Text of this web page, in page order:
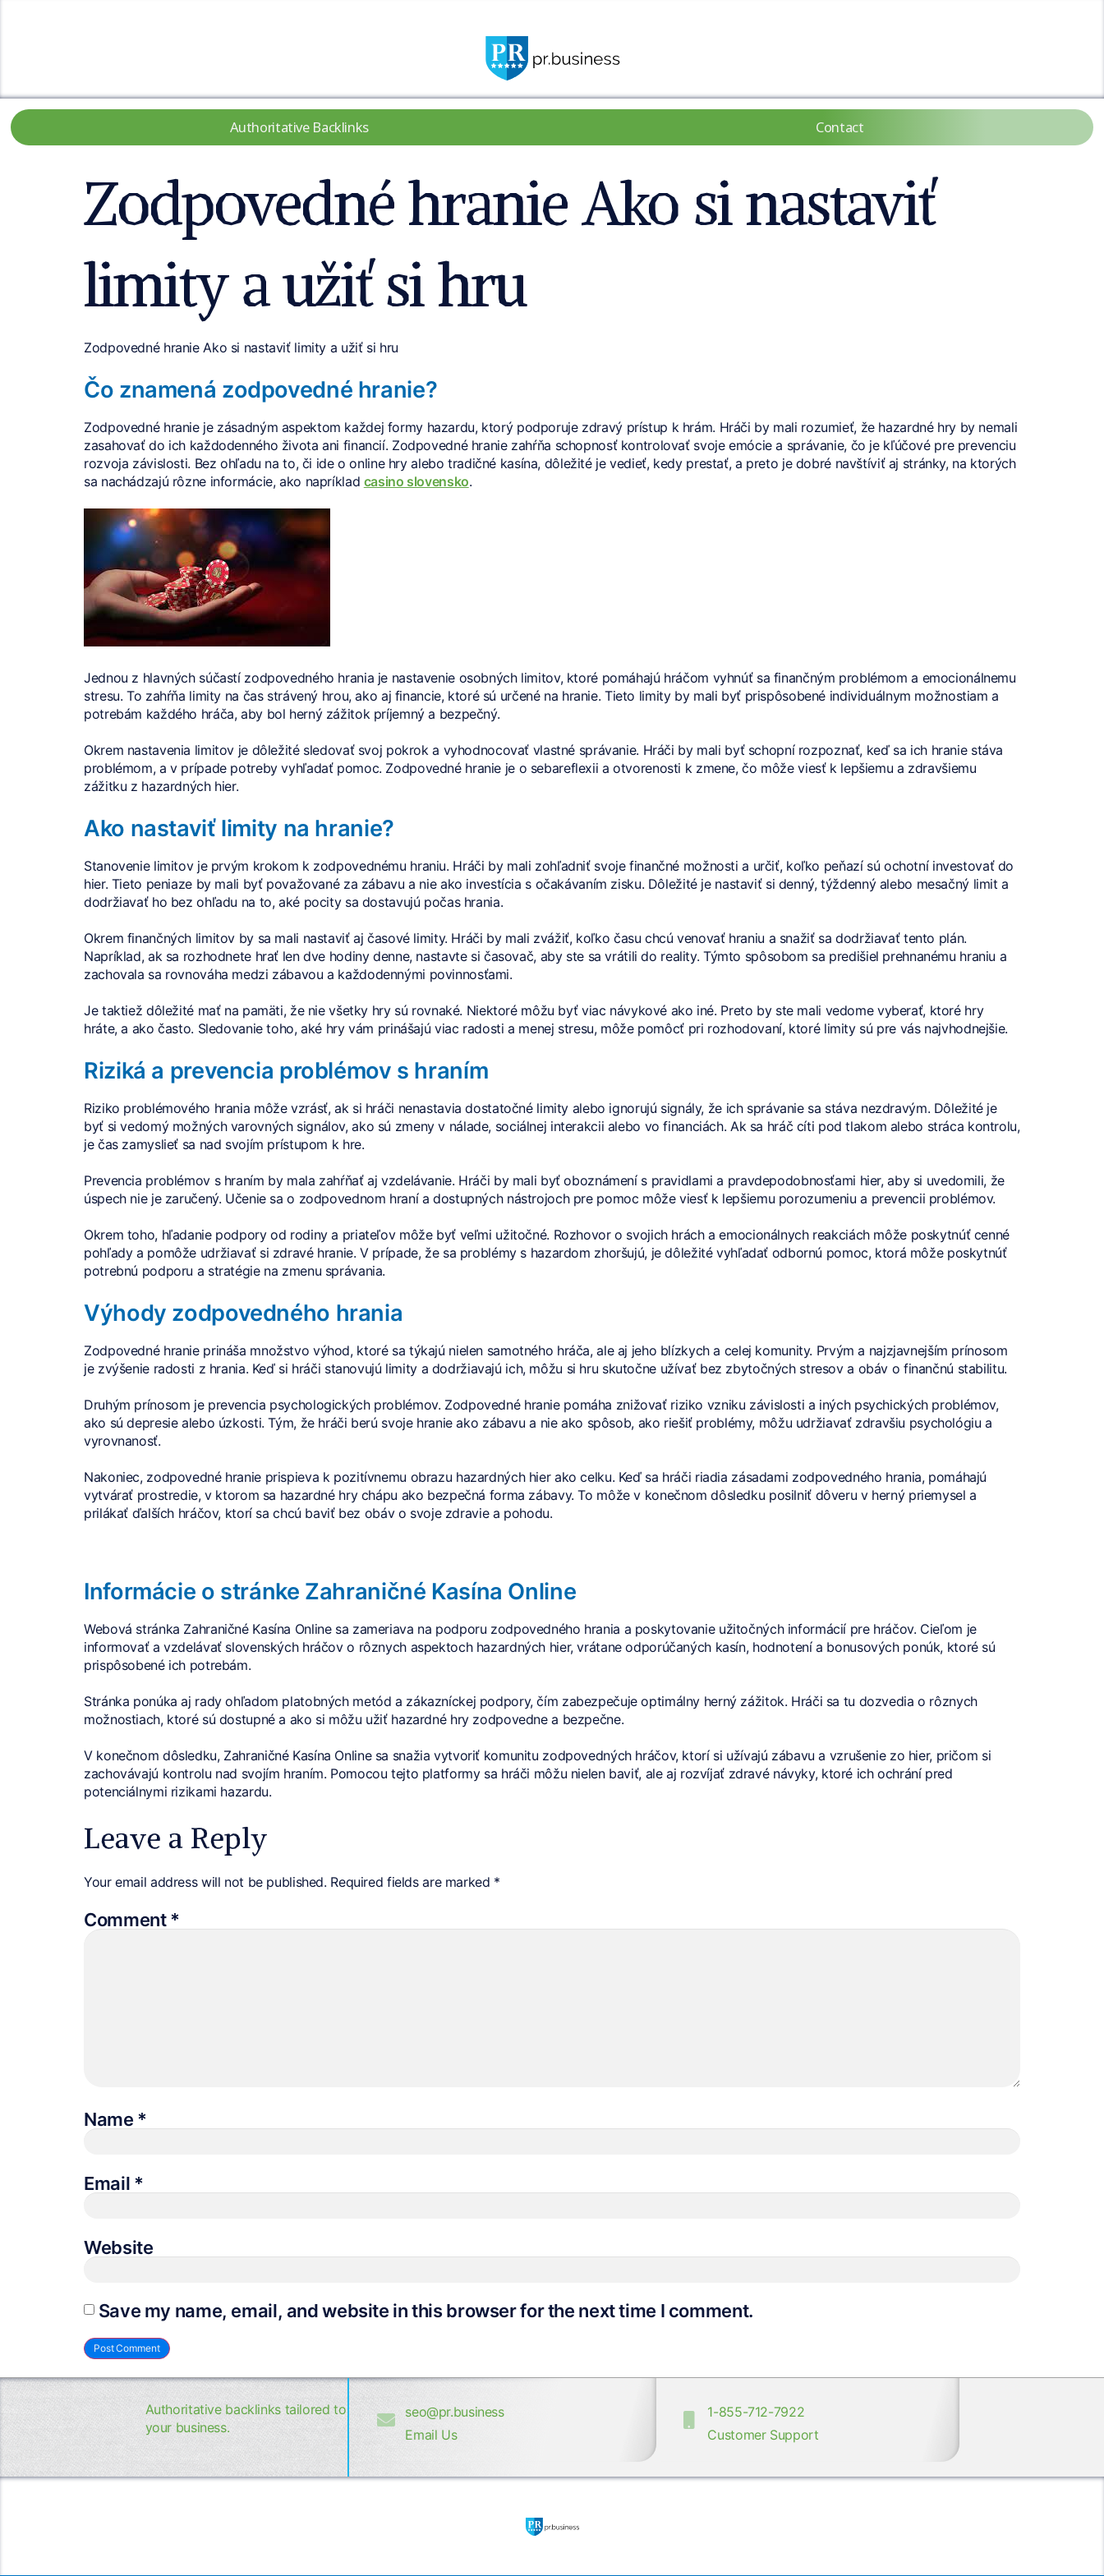
Authoritative Backlinks Contact
Zodpovedné hranie Ako si nastaviť
limity a užiť si hru
Zodpovedné hranie Ako si nastaviť limity a užiť si hru
Čo znamená zodpovedné hranie?
Zodpovedné hranie je zásadným aspektom každej formy hazardu, ktorý podporuje zdravý prístup k hrám. Hráči by mali rozumieť, že hazardné hry by nemali
zasahovať do ich každodenného života ani financií. Zodpovedné hranie zahŕňa schopnosť kontrolovať svoje emócie a správanie, čo je kľúčové pre prevenciu
rozvoja závislosti. Bez ohľadu na to, či ide o online hry alebo tradičné kasína, dôležité je vedieť, kedy prestať, a preto je dobré navštíviť aj stránky, na ktorých
sa nachádzajú rôzne informácie, ako napríklad casino slovensko.
Jednou z hlavných súčastí zodpovedného hrania je nastavenie osobných limitov, ktoré pomáhajú hráčom vyhnúť sa finančným problémom a emocionálnemu
stresu. To zahŕňa limity na čas strávený hrou, ako aj financie, ktoré sú určené na hranie. Tieto limity by mali byť prispôsobené individuálnym možnostiam a
potrebám každého hráča, aby bol herný zážitok príjemný a bezpečný.
Okrem nastavenia limitov je dôležité sledovať svoj pokrok a vyhodnocovať vlastné správanie. Hráči by mali byť schopní rozpoznať, keď sa ich hranie stáva
problémom, a v prípade potreby vyhľadať pomoc. Zodpovedné hranie je o sebareflexii a otvorenosti k zmene, čo môže viesť k lepšiemu a zdravšiemu
zážitku z hazardných hier.
Ako nastaviť limity na hranie?
Stanovenie limitov je prvým krokom k zodpovednému hraniu. Hráči by mali zohľadniť svoje finančné možnosti a určiť, koľko peňazí sú ochotní investovať do
hier. Tieto peniaze by mali byť považované za zábavu a nie ako investícia s očakávaním zisku. Dôležité je nastaviť si denný, týždenný alebo mesačný limit a
dodržiavať ho bez ohľadu na to, aké pocity sa dostavujú počas hrania.
Okrem finančných limitov by sa mali nastaviť aj časové limity. Hráči by mali zvážiť, koľko času chcú venovať hraniu a snažiť sa dodržiavať tento plán.
Napríklad, ak sa rozhodnete hrať len dve hodiny denne, nastavte si časovač, aby ste sa vrátili do reality. Týmto spôsobom sa predišiel prehnanému hraniu a
zachovala sa rovnováha medzi zábavou a každodennými povinnosťami.
Je taktiež dôležité mať na pamäti, že nie všetky hry sú rovnaké. Niektoré môžu byť viac návykové ako iné. Preto by ste mali vedome vyberať, ktoré hry
hráte, a ako často. Sledovanie toho, aké hry vám prinášajú viac radosti a menej stresu, môže pomôcť pri rozhodovaní, ktoré limity sú pre vás najvhodnejšie.
Riziká a prevencia problémov s hraním
Riziko problémového hrania môže vzrásť, ak si hráči nenastavia dostatočné limity alebo ignorujú signály, že ich správanie sa stáva nezdravým. Dôležité je
byť si vedomý možných varovných signálov, ako sú zmeny v nálade, sociálnej interakcii alebo vo financiách. Ak sa hráč cíti pod tlakom alebo stráca kontrolu,
je čas zamyslieť sa nad svojím prístupom k hre.
Prevencia problémov s hraním by mala zahŕňať aj vzdelávanie. Hráči by mali byť oboznámení s pravidlami a pravdepodobnosťami hier, aby si uvedomili, že
úspech nie je zaručený. Učenie sa o zodpovednom hraní a dostupných nástrojoch pre pomoc môže viesť k lepšiemu porozumeniu a prevencii problémov.
Okrem toho, hľadanie podpory od rodiny a priateľov môže byť veľmi užitočné. Rozhovor o svojich hrách a emocionálnych reakciách môže poskytnúť cenné
pohľady a pomôže udržiavať si zdravé hranie. V prípade, že sa problémy s hazardom zhoršujú, je dôležité vyhľadať odbornú pomoc, ktorá môže poskytnúť
potrebnú podporu a stratégie na zmenu správania.
Výhody zodpovedného hrania
Zodpovedné hranie prináša množstvo výhod, ktoré sa týkajú nielen samotného hráča, ale aj jeho blízkych a celej komunity. Prvým a najzjavnejším prínosom
je zvýšenie radosti z hrania. Keď si hráči stanovujú limity a dodržiavajú ich, môžu si hru skutočne užívať bez zbytočných stresov a obáv o finančnú stabilitu.
Druhým prínosom je prevencia psychologických problémov. Zodpovedné hranie pomáha znižovať riziko vzniku závislosti a iných psychických problémov,
ako sú depresie alebo úzkosti. Tým, že hráči berú svoje hranie ako zábavu a nie ako spôsob, ako riešiť problémy, môžu udržiavať zdravšiu psychológiu a
vyrovnanosť.
Nakoniec, zodpovedné hranie prispieva k pozitívnemu obrazu hazardných hier ako celku. Keď sa hráči riadia zásadami zodpovedného hrania, pomáhajú
vytvárať prostredie, v ktorom sa hazardné hry chápu ako bezpečná forma zábavy. To môže v konečnom dôsledku posilniť dôveru v herný priemysel a
prilákať ďalších hráčov, ktorí sa chcú baviť bez obáv o svoje zdravie a pohodu.
Informácie o stránke Zahraničné Kasína Online
Webová stránka Zahraničné Kasína Online sa zameriava na podporu zodpovedného hrania a poskytovanie užitočných informácií pre hráčov. Cieľom je
informovať a vzdelávať slovenských hráčov o rôznych aspektoch hazardných hier, vrátane odporúčaných kasín, hodnotení a bonusových ponúk, ktoré sú
prispôsobené ich potrebám.
Stránka ponúka aj rady ohľadom platobných metód a zákazníckej podpory, čím zabezpečuje optimálny herný zážitok. Hráči sa tu dozvedia o rôznych
možnostiach, ktoré sú dostupné a ako si môžu užiť hazardné hry zodpovedne a bezpečne.
V konečnom dôsledku, Zahraničné Kasína Online sa snažia vytvoriť komunitu zodpovedných hráčov, ktorí si užívajú zábavu a vzrušenie zo hier, pričom si
zachovávajú kontrolu nad svojím hraním. Pomocou tejto platformy sa hráči môžu nielen baviť, ale aj rozvíjať zdravé návyky, ktoré ich ochrání pred
potenciálnymi rizikami hazardu.
Leave a Reply
Your email address will not be published. Required fields are marked *
Comment*
Name *
Email *
Website
Save my name, email, and website in this browser for the next time I comment.
Authoritative backlinks tailored to
your business.
seo@pr.business
Email Us
1-855-712-7922
Customer Support